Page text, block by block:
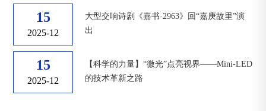
15
2025-12
大型交响诗剧《嘉书·2963》回“嘉庚故里”演
出
15
2025-12
【科学的力量】“微光”点亮视界——Mini-LED
的技术革新之路